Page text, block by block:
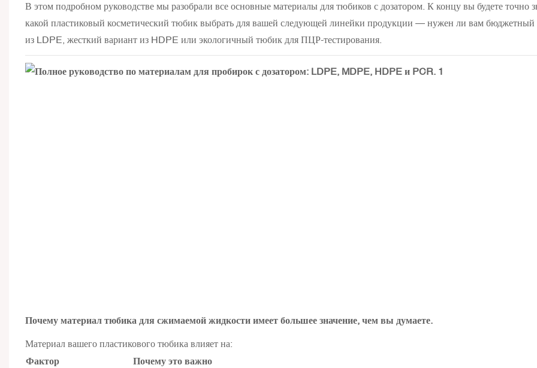
В этом подробном руководстве мы разобрали все основные материалы для тюбиков с дозатором. К концу вы будете точно
какой пластиковый косметический тюбик выбрать для вашей следующей линейки продукции — нужен ли вам
из LDPE, жесткий вариант из HDPE или экологичный тюбик для ПЦР-тестирования.
Почему материал тюбика для сжимаемой жидкости имеет большее значение, чем вы думаете.
Материал вашего пластикового тюбика влияет на:
Фактор
Почему это важно